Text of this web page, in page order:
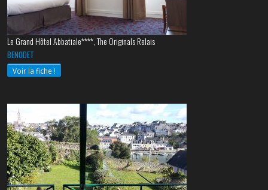
Le Grand Hôtel Abbatiale****, The Originals Relais
BENODET
Voir la fiche !